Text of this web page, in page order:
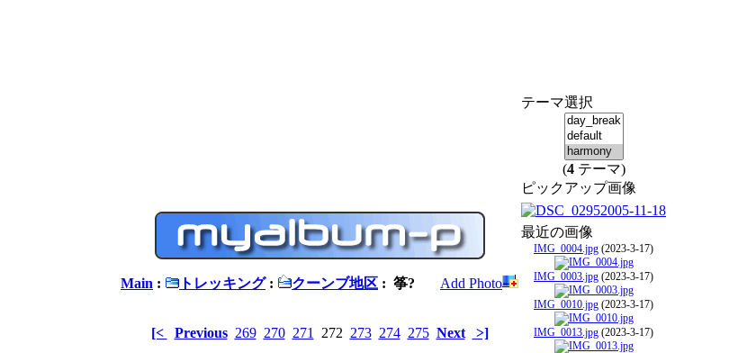
Main : トレッキング: クーンブ地区 : 筝? Add Photo
[< Previous 269 270 271 272 273 274 275 Next >]
テーマ選択
(4テーマ)
ピックアップ画像
最近の画像
IMG_0004.jpg (2023-3-17)
IMG_0003.jpg (2023-3-17)
IMG_0010.jpg (2023-3-17)
IMG_0013.jpg (2023-3-17)